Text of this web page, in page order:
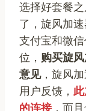
选择好套餐
了，旋风加
支付宝和微
位， 购买旋
意见，旋风
用户反馈，
的连接，而